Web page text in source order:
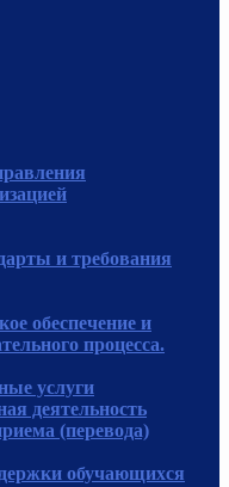
и требования
обеспечение и
процесса.
услуги
деятельность
(перевода)
обучающихся